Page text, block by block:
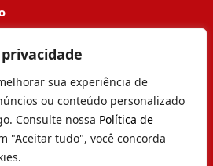
sua experiência de
ou conteúdo personalizado
Consulte nossa Política de
"Aceitar tudo", você concorda
Dinheiro e Pix
Loja 1A99 Cada achado é um barato
direitos reservados.